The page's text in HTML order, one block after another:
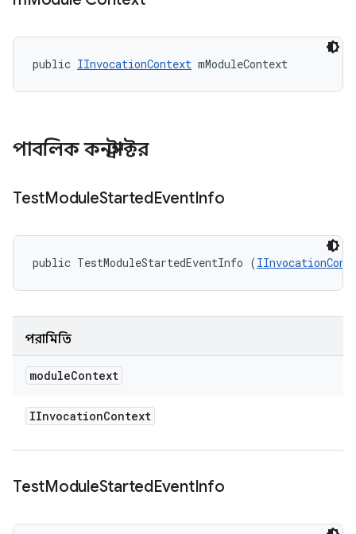
public IInvocationContext mModuleContext
পাবলিক কনস্ট্রাক্টর
TestModuleStartedEventInfo
public TestModuleStartedEventInfo (
পরামিতি
moduleContext
IInvocationContext
TestModuleStartedEventInfo